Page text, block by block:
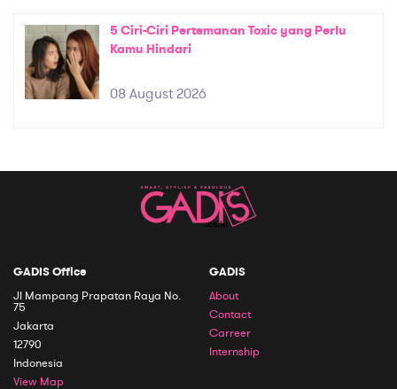
5 Ciri-Ciri Pertemanan Toxic yang Perlu
Kamu Hindari
08 August 2026
GADIS Office
Jl Mampang Prapatan Raya No.
75
Jakarta
12790
Indonesia
View Map
GADIS
About
Contact
Carreer
Internship